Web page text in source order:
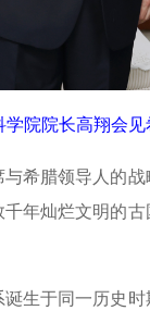
学院院长高翔会
腊领导人的战
年灿烂文明的
于同一历史时